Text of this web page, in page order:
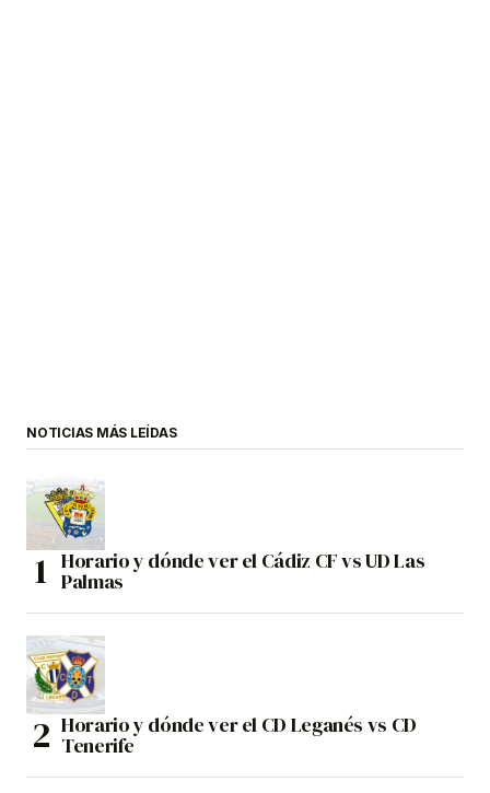
NOTICIAS MÁS LEÍDAS
Horario y dónde ver el Cádiz CF vs UD Las
Palmas
Horario y dónde ver el CD Leganés vs CD
Tenerife